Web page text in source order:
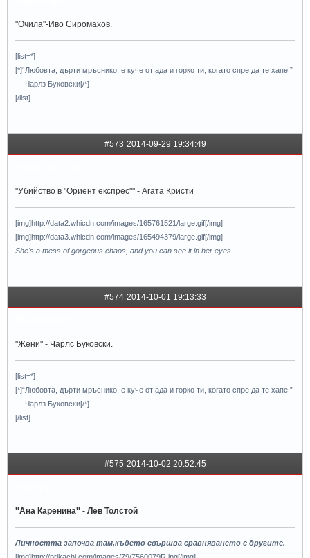
"Очила"-Иво Сиромахов.
[list=*]
[*]“Любовта, дърти мръснико, е куче от ада и горко ти, когато спре да те хапе.”
— Чарлз Буковски[/*]
[/list]
#573 2014-09-29 19:34:49
"Убийство в "Ориент експрес"" - Агата Кристи
[img]http://data2.whicdn.com/images/165761521/large.gif[/img]
[img]http://data3.whicdn.com/images/165494379/large.gif[/img]
She's a mess of gorgeous chaos, and you can see it in her eyes.
#574 2014-10-01 19:13:33
"Жени" - Чарлс Буковски.
[list=*]
[*]“Любовта, дърти мръснико, е куче от ада и горко ти, когато спре да те хапе.”
— Чарлз Буковски[/*]
[/list]
#575 2014-10-02 20:52:45
''Ана Каренина'' - Лев Толстой
Личността започва там,където свършва сравняването с другите.